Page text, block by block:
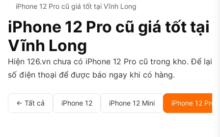
iPhone 12 Pro cũ giá tốt tại Vĩnh Long
iPhone 12 Pro cũ giá tốt tại
Vĩnh Long
Hiện 126.vn chưa có iPhone 12 Pro cũ trong kho. Để lại
số điện thoại để được báo ngay khi có hàng.
← Tất cả iPhone 12 iPhone 12 Mini iPhone 12 Pro